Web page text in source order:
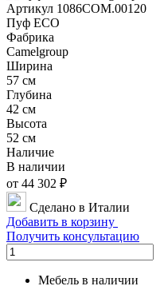
Артикул 1086COM.00120
Пуф ECO
Фабрика
Camelgroup
Ширина
57 см
Глубина
42 см
Высота
52 см
Наличие
В наличии
от 44 302 ₽
Сделано в Италии
Добавить в корзину
Получить консультацию
Мебель в наличии